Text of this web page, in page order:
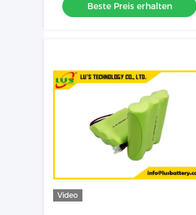
Beste Preis erhalten
Video